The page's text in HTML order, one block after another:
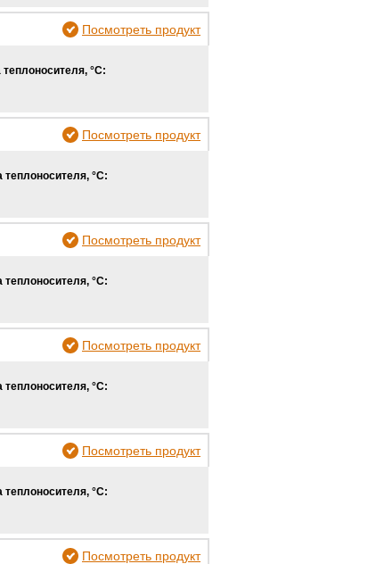
Посмотреть продукт
°С:
Посмотреть продукт
теплоносителя, °С:
Посмотреть продукт
теплоносителя, °С:
Посмотреть продукт
теплоносителя, °С:
Посмотреть продукт
теплоносителя, °С:
Посмотреть продукт